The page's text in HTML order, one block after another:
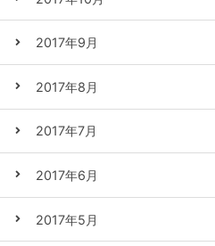
2017年9月
2017年8月
2017年7月
2017年6月
2017年5月